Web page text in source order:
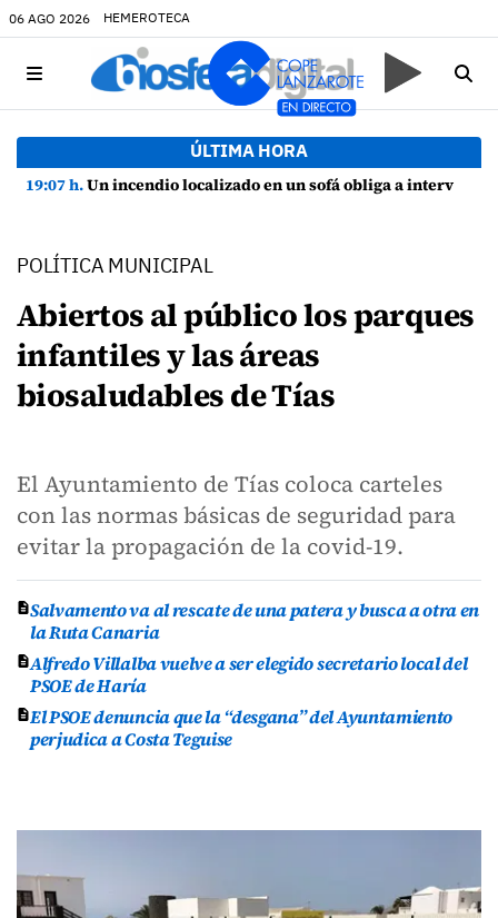
06 AGO 2026 HEMEROTECA
ÚLTIMA HORA
19:07 h.Un incendio localizado en un sofá obliga a intervenir en una vivienda de Playa Honda
POLÍTICA MUNICIPAL
Abiertos al público los parques
infantiles y las áreas
biosaludables de Tías
El Ayuntamiento de Tías coloca carteles
con las normas básicas de seguridad para
evitar la propagación de la covid-19.
Salvamento va al rescate de una patera y busca a otra en
la Ruta Canaria
Alfredo Villalba vuelve a ser elegido secretario local del
PSOE de Haría
El PSOE denuncia que la “desgana” del Ayuntamiento
perjudica a Costa Teguise